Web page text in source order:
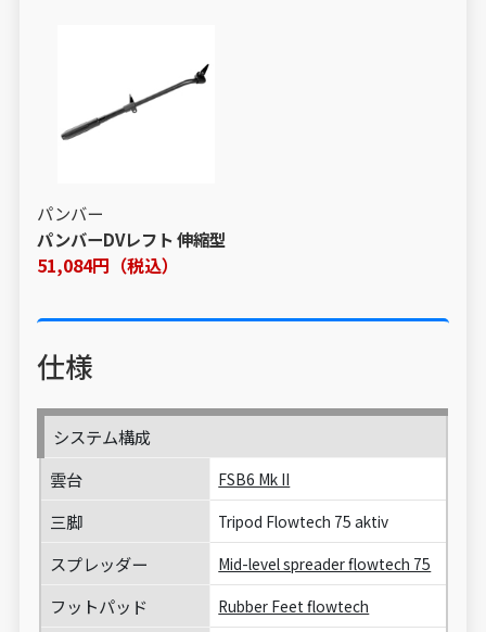
パンバー
パンバーDVレフト 伸縮型
51,084円（税込）
仕様
システム構成
雲台
FSB6 Mk II
三脚 Tripod Flowtech 75 aktiv
スプレッダー Mid-level spreader flowtech 75
フットパッド Rubber Feet flowtech